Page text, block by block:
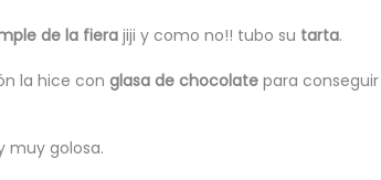
de la fiera jiji y como no!! tubo su tarta.
la hice con glasa de chocolate para
muy golosa.